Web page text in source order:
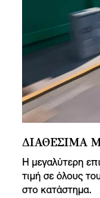
ΔΙΑΘΕΣΙΜΑ
Η μεγαλύτερη
τιμή σε όλους
στο κατάστημα.